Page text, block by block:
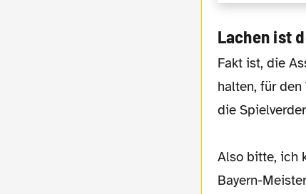
Lachen ist
Fakt ist, die Asseln wurden mal wieder reingelegt und wir konnten uns vor Lachen kaum
halten, für
die
Also bitte, ich
Bayern-